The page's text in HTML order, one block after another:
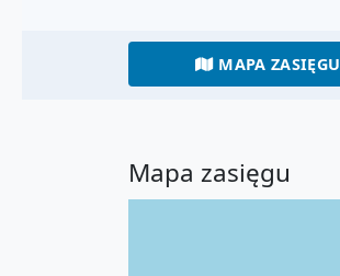
MAPA ZASIĘGU
Mapa zasięgu